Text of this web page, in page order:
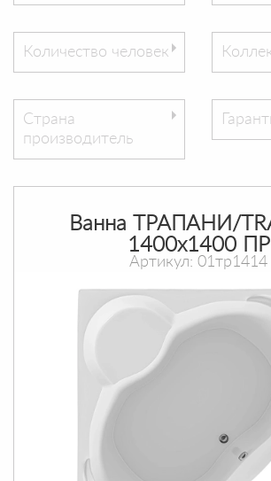
Количество человек
Страна
производитель
Ванна ТРАПАНИ/
1400х1400 ПР
Артикул: 01тр1414